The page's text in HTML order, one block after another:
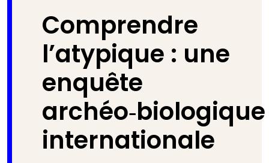
Comprendre
l’atypique : une
enquête
archéo‑biologique
internationale